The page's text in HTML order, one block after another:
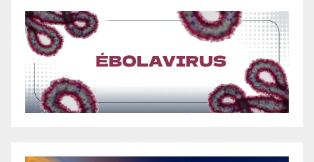
Real Weight Loss or Unfounded Claims?
Ancient Keto ACV Gummies Review – Is it
Right For You?
Ancient Keto ACV Gummies: Review the
Supplement Ingredient Benefits
Ancient Keto Ingredients Review: The Latest
Ancient Keto Review – Should You Buy This